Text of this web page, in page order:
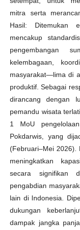
mitra serta
Hasil: Ditemukan
mencakup
pengembangan
kelembagaan,
masyarakat—lima di
produktif. Sebagai
dirancang dengan
pemandu wisata
1 MoU
Pokdarwis, yang
(Februari–Mei 2026).
meningkatkan
secara signifikan
pengabdian
lain di Indonesia.
dukungan
dampak jangka